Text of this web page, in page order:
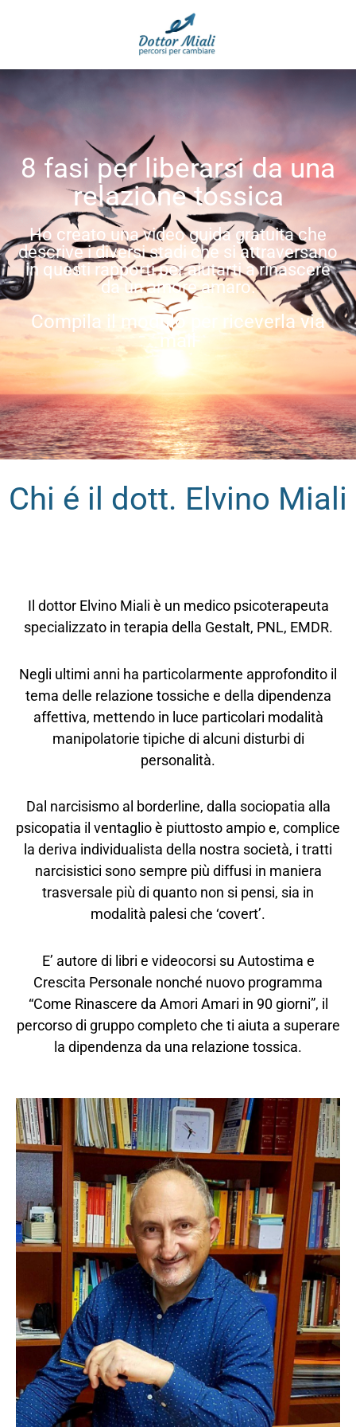
8 fasi per liberarsi da una
relazione tossica
Ho creato una video guida gratuita che
descrive i diversi stadi che si attraversano
in questi rapporti per aiutarti a rinascere
da un amore amaro.
Compila il modulo per riceverla via
mail
Chi é il dott. Elvino Miali
Il dottor Elvino Miali è un medico psicoterapeuta
specializzato in terapia della Gestalt, PNL, EMDR.
Negli ultimi anni ha particolarmente approfondito il
tema delle relazione tossiche e della dipendenza
affettiva, mettendo in luce particolari modalità
manipolatorie tipiche di alcuni disturbi di
personalità.
Dal narcisismo al borderline, dalla sociopatia alla
psicopatia il ventaglio è piuttosto ampio e, complice
la deriva individualista della nostra società, i tratti
narcisistici sono sempre più diffusi in maniera
trasversale più di quanto non si pensi, sia in
modalità palesi che ‘covert’.
E’ autore di libri e videocorsi su Autostima e
Crescita Personale nonché nuovo programma
“Come Rinascere da Amori Amari in 90 giorni”, il
percorso di gruppo completo che ti aiuta a superare
la dipendenza da una relazione tossica.